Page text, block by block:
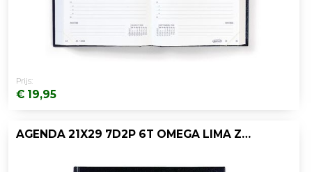
Prijs:
€ 19,95
AGENDA 21X29 7D2P 6T OMEGA LIMA ZWART